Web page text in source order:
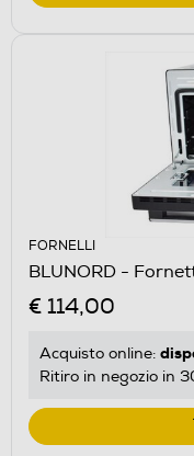
FORNELLI
BLUNORD -
€ 114,00
Acquisto online:
Ritiro in negozio in